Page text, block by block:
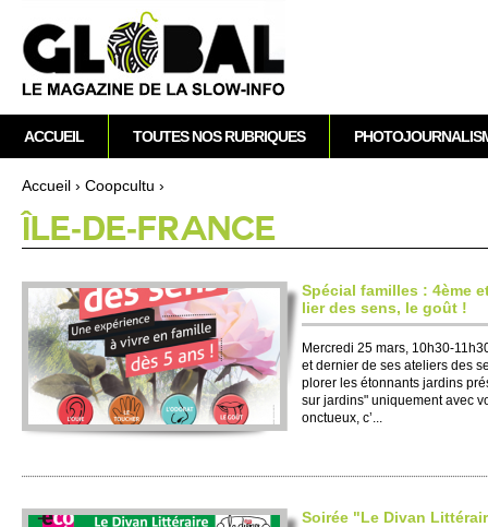
Vous êtes ici
Accueil › Co­opcultu ›
ÎLE-DE-FRANCE
Spécial fami­lles : 4ème
lier des sens, le goût !
Mer­credi 25 mars, 10h30-
et dernier de ses ate­liers des
plorer les étonnants jardins
sur jardins" uni­que­ment avec
onctueux, c’...
Soirée "Le Divan
M
e
n
r
i
n
c
p
l
ACCUEIL TOUTES NOS RUBRIQUES